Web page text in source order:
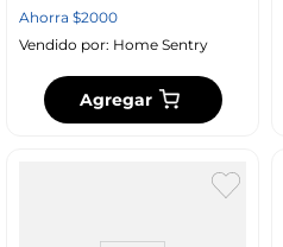
Ahorra $2000
Vendido por: Home Sentry
Agregar